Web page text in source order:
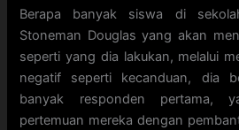
Berapa banyak siswa di
Stoneman Douglas yang akan
seperti yang dia lakukan, melalui
negatif seperti kecanduan, dia
banyak responden pertama,
pertemuan mereka dengan